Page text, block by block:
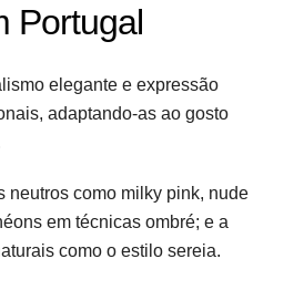
Portugal
elegante e expressão
adaptando-as ao gosto
neutros como milky pink, nude
em técnicas ombré; e a
como o estilo sereia.